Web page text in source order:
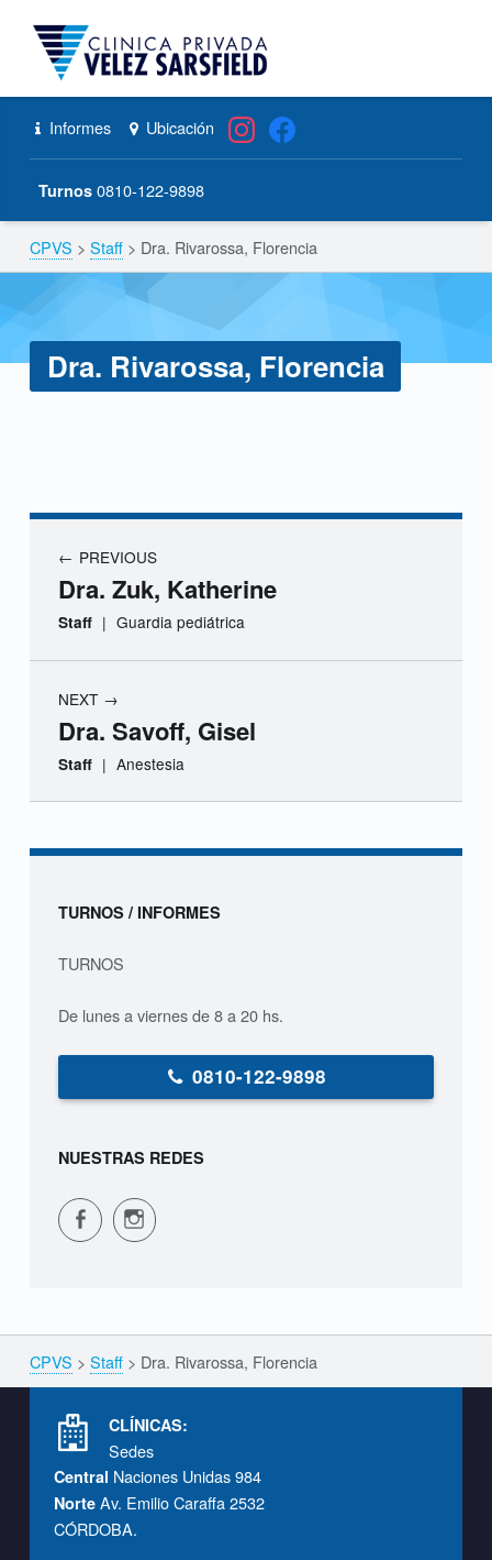
Dra. Rivarossa, Florencia – CPVS
Primary Menu
Header info sidebar Informes Ubicación
Turnos 0810-122-9898
Breadcrumbs navigation
CPVS > Staff> Dra. Rivarossa, Florencia
Dra. Rivarossa, Florencia
r
i
r
o
c
i
PREVIOUS
Dra. Zuk, Katherine
Staff | Guardia pediátrica
NEXT
Dra. Savoff, Gisel
Staff | Anestesia
Sidebar
TURNOS / INFORMES
TURNOS
De lunes a viernes de 8 a 20 hs.
0810-122-9898
NUESTRAS REDES
CPVS en Facebook CPVS en Instagram
Breadcrumbs navigation
CPVS > Staff> Dra. Rivarossa, Florencia
CLÍNICAS:
Sedes
Central Naciones Unidas 984
Norte Av. Emilio Caraffa 2532
CÓRDOBA.